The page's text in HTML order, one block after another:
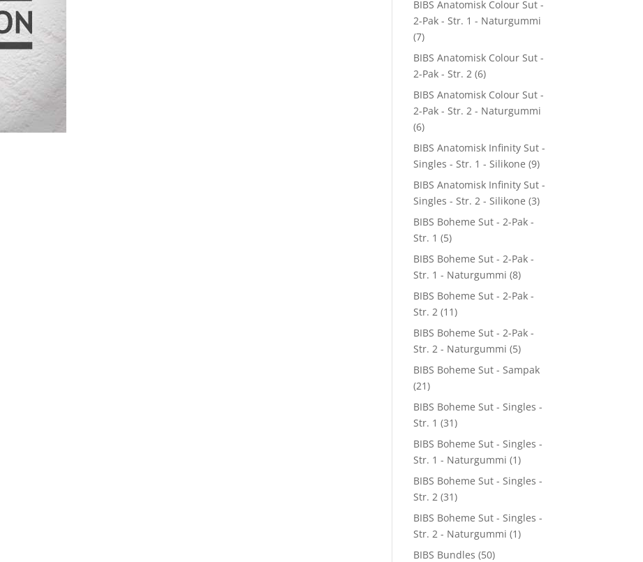
BIBS Anatomisk Colour Sut -
2-Pak - Str. 1 - Naturgummi
(7)
BIBS Anatomisk Colour Sut -
2-Pak - Str. 2 (6)
BIBS Anatomisk Colour Sut -
2-Pak - Str. 2 - Naturgummi
(6)
BIBS Anatomisk Infinity Sut -
Singles - Str. 1 - Silikone (9)
BIBS Anatomisk Infinity Sut -
Singles - Str. 2 - Silikone (3)
BIBS Boheme Sut - 2-Pak -
Str. 1 (5)
BIBS Boheme Sut - 2-Pak -
Str. 1 - Naturgummi (8)
BIBS Boheme Sut - 2-Pak -
Str. 2 (11)
BIBS Boheme Sut - 2-Pak -
Str. 2 - Naturgummi (5)
BIBS Boheme Sut - Sampak
(21)
BIBS Boheme Sut - Singles -
Str. 1 (31)
BIBS Boheme Sut - Singles -
Str. 1 - Naturgummi (1)
BIBS Boheme Sut - Singles -
Str. 2 (31)
BIBS Boheme Sut - Singles -
Str. 2 - Naturgummi (1)
BIBS Bundles (50)